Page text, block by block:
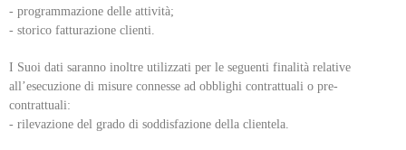
- programmazione delle attività;
- storico fatturazione clienti.
I Suoi dati saranno inoltre utilizzati per le seguenti finalità relative
all’esecuzione di misure connesse ad obblighi contrattuali o pre-
contrattuali:
- rilevazione del grado di soddisfazione della clientela.